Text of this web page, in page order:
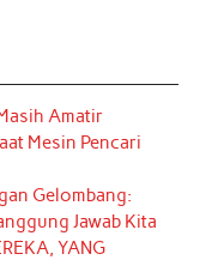
Amatir
Mesin Pencari
Gelombang:
Jawab Kita
YANG